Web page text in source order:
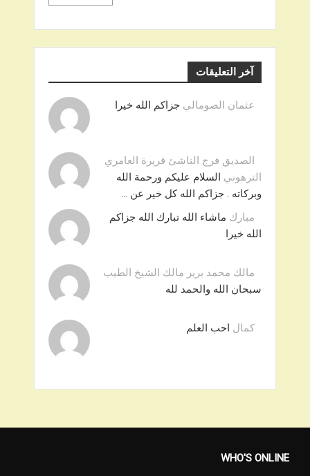
آخر التعليقات
عثمان الصومالي جزاكم الله خيرا
الصديق فرج الناشئ قريرة العامري
الترهوني السلام عليكم ورحمة الله
وبركاته . جزاكم الله كل خير عن …
مبارك ماشاء الله تبارك الله جزاكم
الله خيرا
مالك محمد برير مالك الشيخ الطيب
سبحان الله والحمد لله
كمال احب العلم
WHO'S ONLINE